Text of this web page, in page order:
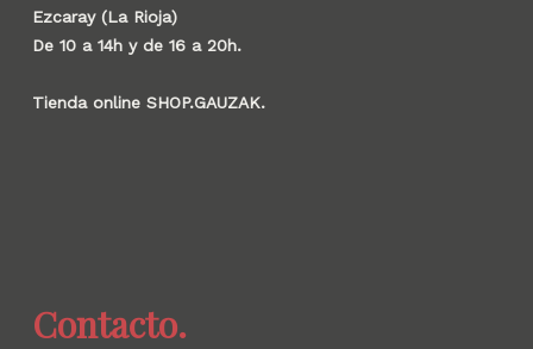
Ezcaray (La Rioja)
De 10 a 14h y de 16 a 20h.
Tienda online SHOP.GAUZAK.
Contacto.